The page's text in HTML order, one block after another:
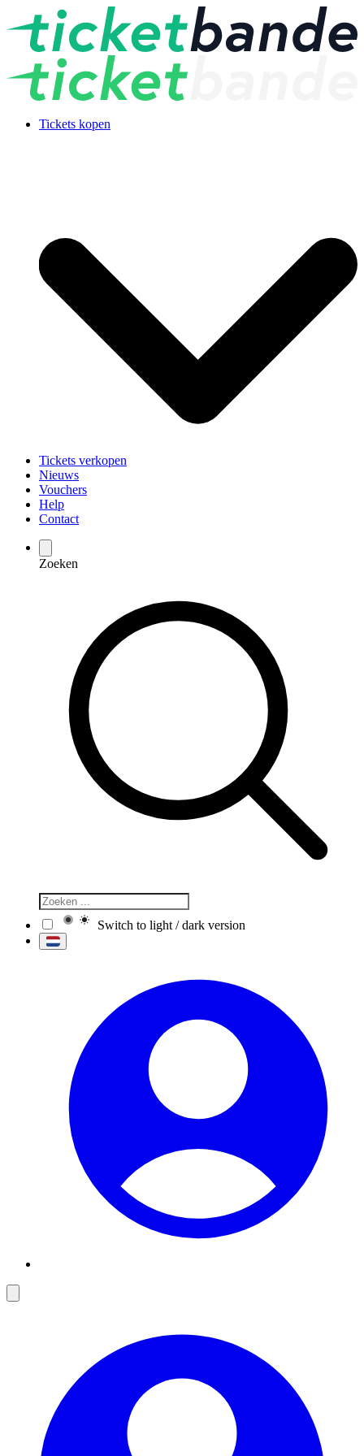
Tickets kopen
Tickets verkopen
Nieuws
Vouchers
Help
Contact
Zoeken
Switch to light / dark version